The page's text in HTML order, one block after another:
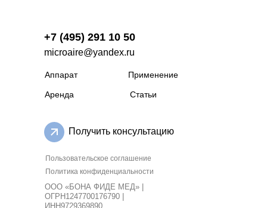
Применение
Статьи
Аренда
ООО «БОНА ФИДЕ МЕД» |
ОГРН1247700176790 |
ИНН9729369890
Аппарат
+7 (495) 291 10 50
Получить консультацию
Пользовательское соглашение
Политика конфиденциальности
microaire@yandex.ru